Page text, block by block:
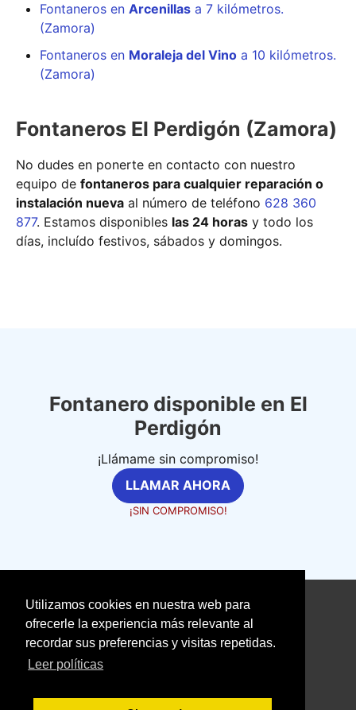
Utilizamos cookies en nuestra web para
ofrecerle la experiencia más relevante al
recordar sus preferencias y visitas repetidas.
Leer políticas
Fontaneros en Arcenillas a 7 kilómetros.
(Zamora)
Fontaneros en Moraleja del Vino a 10 kilómetros.
(Zamora)
Fontaneros El Perdigón (Zamora)
No dudes en ponerte en contacto con nuestro
equipo de fontaneros para cualquier reparación o
instalación nueva al número de teléfono 628 360
877. Estamos disponibles las 24 horas y todo los
días, incluído festivos, sábados y domingos.
Fontanero disponible en El
Perdigón
¡Llámame sin compromiso!
LLAMAR AHORA
¡SIN COMPROMISO!
fontanerosexpertos.com
Aviso Legal